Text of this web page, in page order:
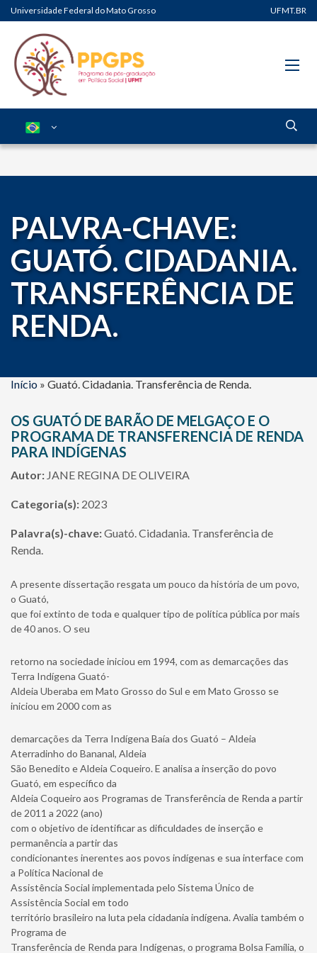
Universidade Federal do Mato Grosso UFMT.BR
PALVRA-CHAVE:
GUATÓ. CIDADANIA.
TRANSFERÊNCIA DE
RENDA.
Início » Guató. Cidadania. Transferência de Renda.
OS GUATÓ DE BARÃO DE MELGAÇO E O
PROGRAMA DE TRANSFERENCIA DE RENDA
PARA INDÍGENAS
Autor: JANE REGINA DE OLIVEIRA
Categoria(s): 2023
Palavra(s)-chave:Guató. Cidadania. Transferência de
Renda.
A presente dissertação resgata um pouco da história de um povo,
o Guató,
que foi extinto de toda e qualquer tipo de política pública por mais
de 40 anos. O seu
retorno na sociedade iniciou em 1994, com as demarcações das
Terra Indígena Guató-
Aldeia Uberaba em Mato Grosso do Sul e em Mato Grosso se
iniciou em 2000 com as
demarcações da Terra Indígena Baía dos Guató – Aldeia
Aterradinho do Bananal, Aldeia
São Benedito e Aldeia Coqueiro. E analisa a inserção do povo
Guató, em específico da
Aldeia Coqueiro aos Programas de Transferência de Renda a partir
de 2011 a 2022 (ano)
com o objetivo de identificar as dificuldades de inserção e
permanência a partir das
condicionantes inerentes aos povos indígenas e sua interface com
a Política Nacional de
Assistência Social implementada pelo Sistema Único de
Assistência Social em todo
território brasileiro na luta pela cidadania indígena. Avalia também o
Programa de
Transferência de Renda para Indígenas, o programa Bolsa Família, o